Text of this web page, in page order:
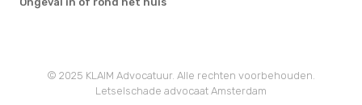
© 2025 KLAIM Advocatuur. Alle rechten voorbehouden.
Letselschade advocaat Amsterdam